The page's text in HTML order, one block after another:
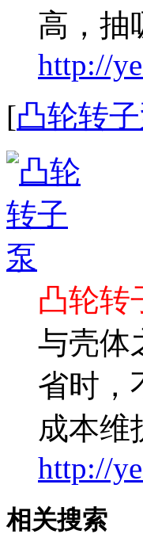
高，抽
http://
[凸轮转
凸轮转
与壳体
省时，
成本维
http://
相关搜索